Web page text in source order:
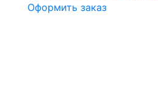
Оформить заказ